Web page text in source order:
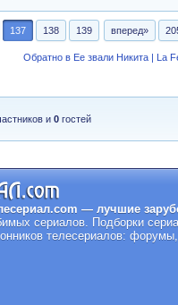
137 138 139 вперед»
Обратно в Ее звали Никита | La
и0 гостей
— лучшие
сериалов.
Подборки
телесериалов: